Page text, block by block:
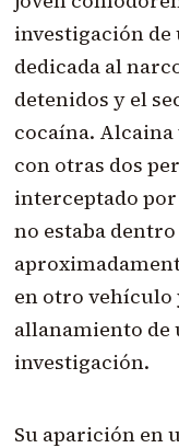
investigación
dedicada al
detenidos y el
cocaína.
con otras dos
interceptado
no estaba
en otro vehículo
allanamiento de
investigación.
Su aparición en